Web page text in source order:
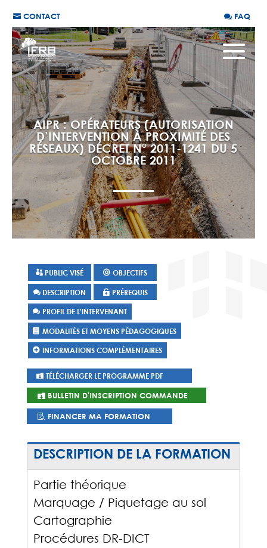
CONTACT FAQ
AIPR : OPÉRATEURS (AUTORISATION
D’INTERVENTION À PROXIMITÉ DES
RÉSEAUX) DÉCRET N° 2011-1241 DU 5
OCTOBRE 2011
PUBLIC VISÉ OBJECTIFS
DESCRIPTION PRÉREQUIS
PROFIL DE L'INTERVENANT
MODALITÉS ET MOYENS PÉDAGOGIQUES
INFORMATIONS COMPLÉMENTAIRES
TÉLÉCHARGER LE PROGRAMME PDF
BULLETIN D'INSCRIPTION COMMANDE
FINANCER MA FORMATION
DESCRIPTION DE LA FORMATION
Partie théorique
Marquage / Piquetage au sol
Cartographie
Procédures DR-DICT